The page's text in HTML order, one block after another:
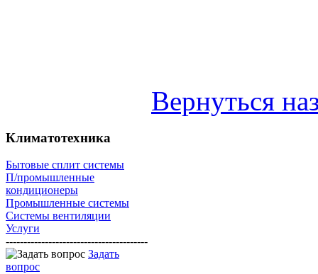
Вернуться
Климатотехника
Бытовые сплит системы
П/промышленные
кондиционеры
Промышленные системы
Системы вентиляции
Услуги
----------------------------------------
Задать
вопрос